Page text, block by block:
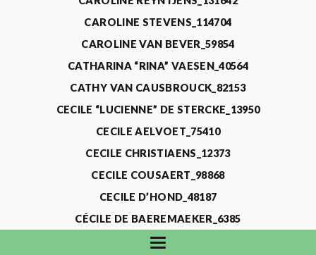
CAROLINE STEVENS_114704
CAROLINE VAN BEVER_59854
CATHARINA “RINA” VAESEN_40564
CATHY VAN CAUSBROUCK_82153
CECILE “LUCIENNE” DE STERCKE_13950
CECILE AELVOET_75410
CECILE CHRISTIAENS_12373
CECILE COUSAERT_98868
CECILE D’HOND_48187
CÉCILE DE BAEREMAEKER_6385
CECILE DE WAELE_4731